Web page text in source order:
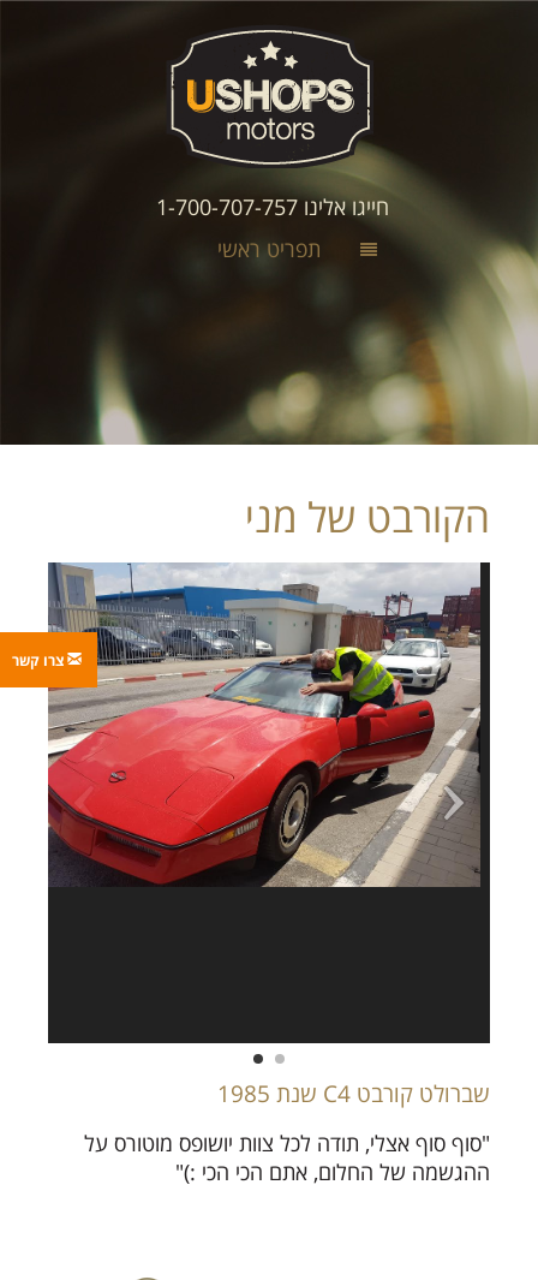
חייגו אלינו 1-700-707-757
תפריט ראשי
הקורבט של מני
שברולט קורבט C4 שנת 1985
"סוף סוף אצלי, תודה לכל צוות יושופס מוטורס על
ההגשמה של החלום, אתם הכי הכי :)"
צרו קשר